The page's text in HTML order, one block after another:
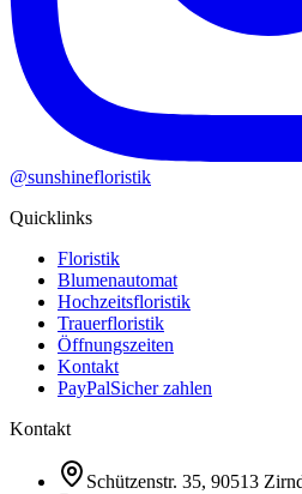
@sunshinefloristik
Quicklinks
Floristik
Blumenautomat
Hochzeitsfloristik
Trauerfloristik
Öffnungszeiten
Kontakt
PayPalSicher zahlen
Kontakt
Schützenstr. 35, 90513